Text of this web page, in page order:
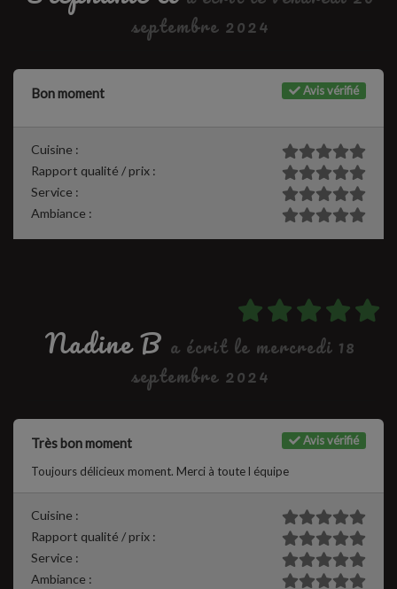
septembre 2024
Avis vérifié
Bon moment
Cuisine :
Rapport qualité / prix :
Service :
Ambiance :
Nadine B a écrit le mercredi 18
septembre 2024
Avis vérifié
Très bon moment
Toujours délicieux moment. Merci à toute l équipe
Cuisine :
Rapport qualité / prix :
Service :
Ambiance :